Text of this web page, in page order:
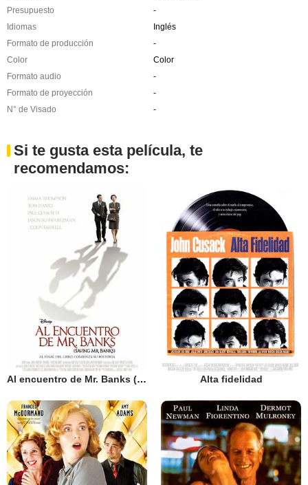
Presupuesto
-
Idiomas
Inglés
Formato de producción
-
Color
Color
Formato audio
-
Formato de proyección
-
N° de Visado
-
Si te gusta esta película, te
recomendamos:
Al encuentro de Mr. Banks (Saving Mr. Banks) Alta fidelidad